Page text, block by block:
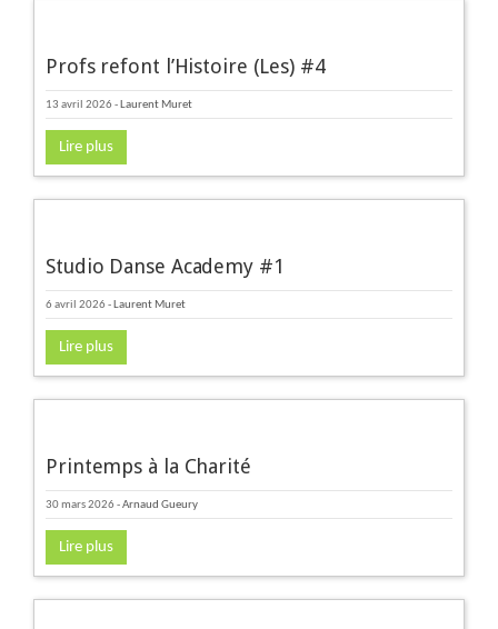
Profs refont l’Histoire (Les) #4
13 avril 2026 - Laurent Muret
Lire plus
Studio Danse Academy #1
6 avril 2026 - Laurent Muret
Lire plus
Printemps à la Charité
30 mars 2026 -Arnaud Gueury
Lire plus